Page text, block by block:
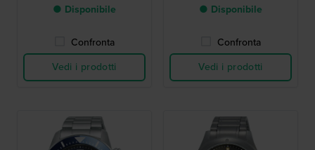
● Disponibile
Confronta
Vedi i prodotti
● Disponibile
Confronta
Vedi i prodotti